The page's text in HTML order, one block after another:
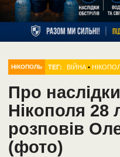
НІКОПОЛЬ ТЕГ: ВІЙНА •
Про
Нікополя 28
розповів
(фото)